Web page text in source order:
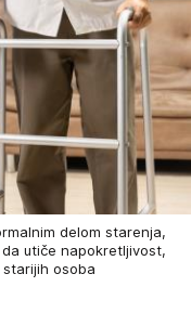
delom starenja,
utiče napokretljivost,
osoba